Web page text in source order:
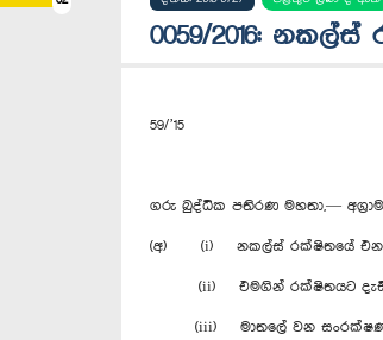
0059/2016:
59/’15
ගරු බුද්ධික පතිරණ මහතා,—
(අ) (i) නකල්ස් රක්ෂිතයේ
(ii) එමගින් රක්ෂිතයට දැඩි
(iii) මාතලේ වන සංරක්ෂණ